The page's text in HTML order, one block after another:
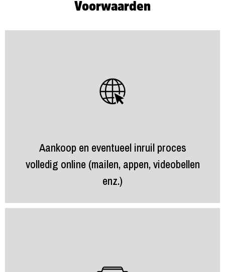
Voorwaarden
Aankoop en eventueel inruil proces
volledig online (mailen, appen, videobellen
enz.)